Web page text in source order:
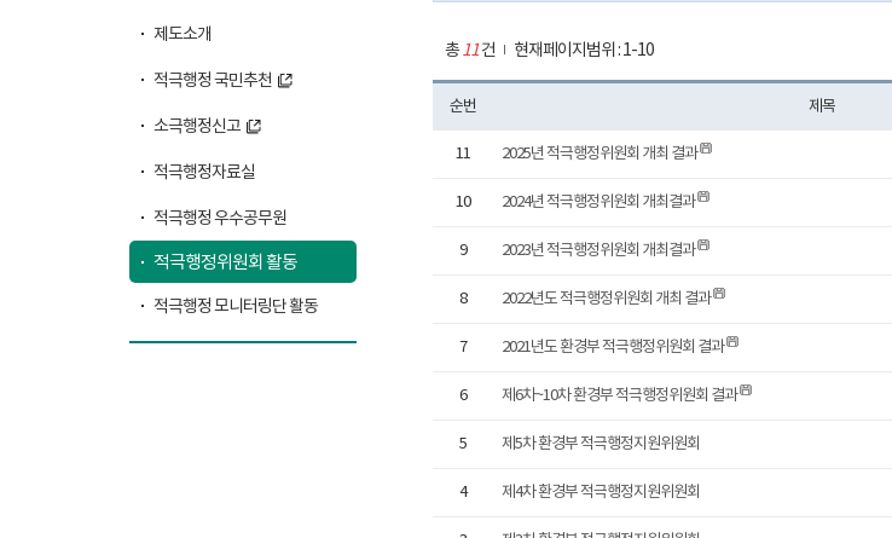
제도소개
적극행정 국민추천
소극행정신고
적극행정자료실
적극행정 우수공무원
적극행정위원회 활동
적극행정 모니터링단 활동
총11건 현재페이지범위 : 1-10
순번 제목
11 2025년 적극행정위원회 개최 결과
10 2024년 적극행정위원회 개최결과
9 2023년 적극행정위원회 개최결과
8 2022년도 적극행정위원회 개최 결과
7 2021년도 환경부 적극행정위원회 결과
6 제6차~10차 환경부 적극행정위원회 결과
5 제5차 환경부 적극행정지원위원회
4 제4차 환경부 적극행정지원위원회